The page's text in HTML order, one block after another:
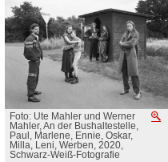
Foto: Ute Mahler und Werner
Mahler, An der Bushaltestelle,
Paul, Marlene, Ennie, Oskar,
Milla, Leni, Werben, 2020,
Schwarz-Weiß-Fotografie